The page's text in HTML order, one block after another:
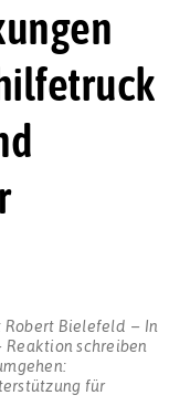
Robert Bielefeld
In
Reaktion schreiben
für